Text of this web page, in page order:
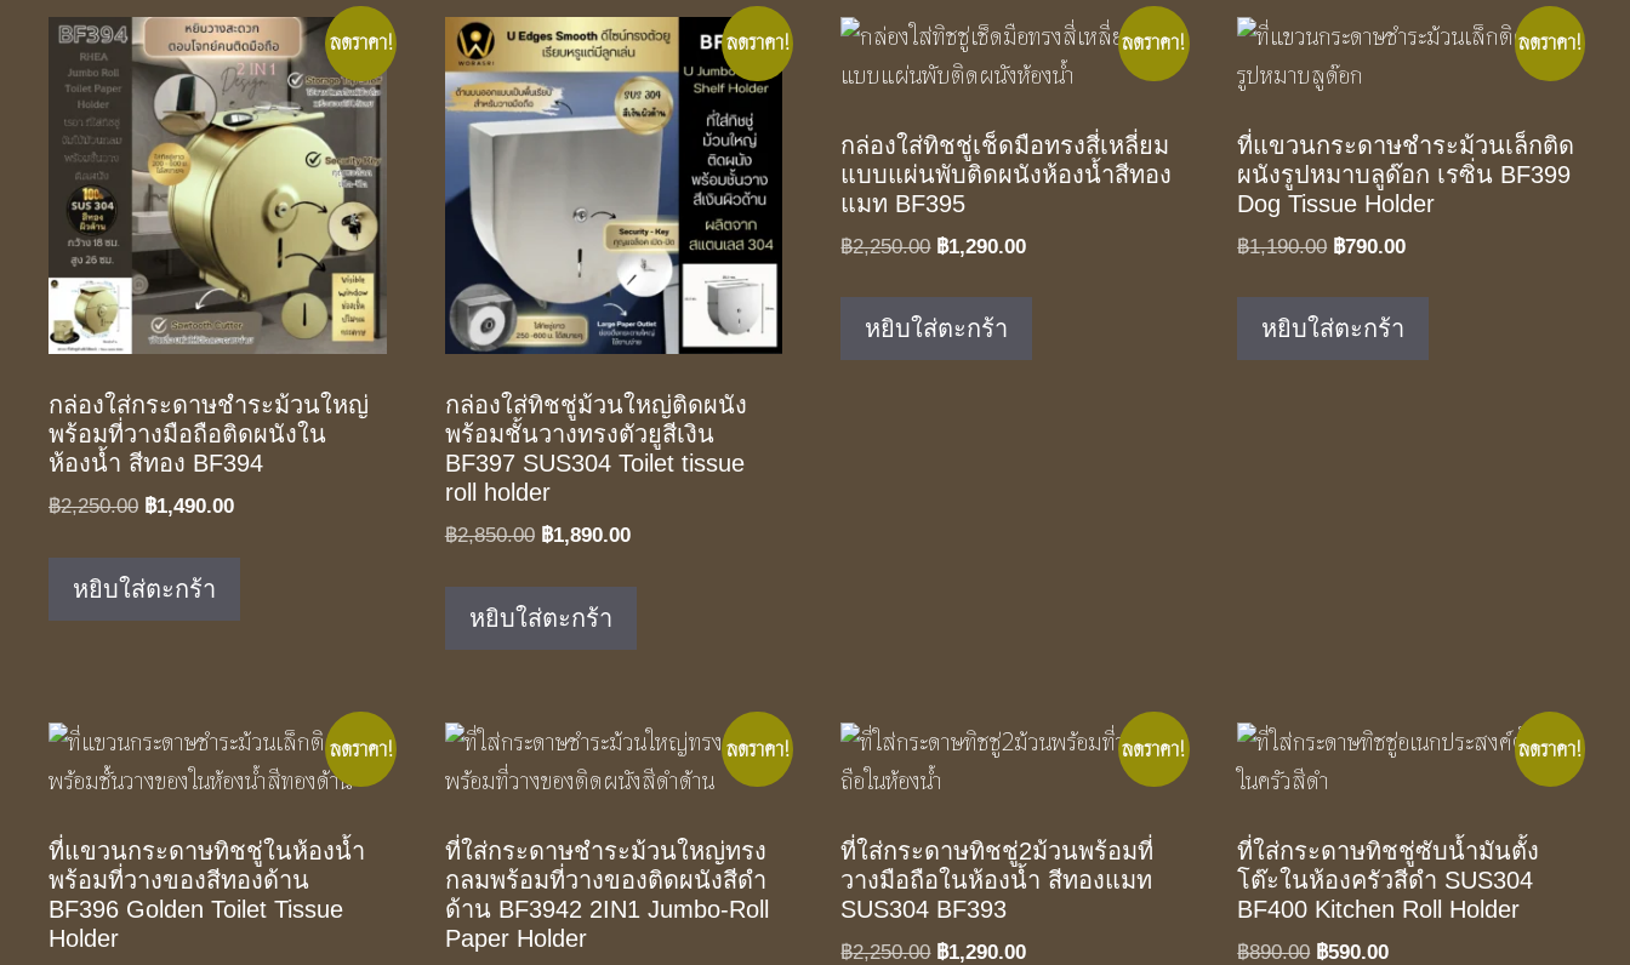
ลดราคา!
กล่องใส่กระดาษชําระม้วนใหญ่
พร้อมที่วางมือถือติดผนังใน
ห้องน้ำ สีทอง BF394
฿2,250.00 Original
฿2,250.00.
฿1,490.00Current
หยิบใส่ตะกร้า
ลดราคา!
กล่องใส่ทิชชู่ม้วนใหญ่ติดผนัง
พร้อมชั้นวางทรงตัวยูสีเงิน
BF397 SUS304 Toilet tissue
roll holder
฿2,850.00 Original
฿2,850.00.
฿1,890.00Current
หยิบใส่ตะกร้า
ลดราคา!
กล่องใส่ทิชชู่เช็ดมือทรงสี่เหลี่ยม
แบบแผ่นพับติดผนังห้องน้ำสีทอง
แมท BF395
฿2,250.00 Original
฿2,250.00.
฿1,290.00Current
หยิบใส่ตะกร้า
ลดราคา!
ที่แขวนกระดาษชำระม้วนเล็กติด
ผนังรูปหมาบลูด๊อก เรซิ่น BF399
Dog Tissue Holder
฿1,190.00 Original
฿1,190.00.
฿790.00Current
หยิบใส่ตะกร้า
ลดราคา!
ที่แขวนกระดาษทิชชู่ในห้องน้ำ
พร้อมที่วางของสีทองด้าน
BF396 Golden Toilet Tissue
Holder
ลดราคา!
ที่ใส่กระดาษชำระม้วนใหญ่ทรง
กลมพร้อมที่วางของติดผนังสีดำ
ด้าน BF3942 2IN1 Jumbo-Roll
Paper Holder
ลดราคา!
ที่ใส่กระดาษทิชชู่2ม้วนพร้อมที่
วางมือถือในห้องน้ำ สีทองแมท
SUS304 BF393
฿2,250.00 Original
฿1,290.00Current
ลดราคา!
ที่ใส่กระดาษทิชชู่ซับน้ำมันตั้ง
โต๊ะในห้องครัวสีดำ SUS304
BF400 Kitchen Roll Holder
฿890.00 Original
฿590.00Current